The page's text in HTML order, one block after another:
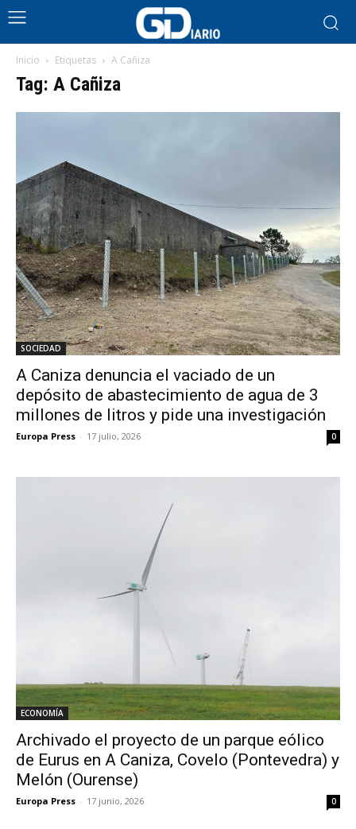
Inicio Etiquetas A Cañiza
Tag: A Cañiza
SOCIEDAD
A Caniza denuncia el vaciado de un
depósito de abastecimiento de agua de 3
millones de litros y pide una investigación
Europa Press - 17 julio, 2026 0
ECONOMÍA
Archivado el proyecto de un parque eólico
de Eurus en A Caniza, Covelo (Pontevedra) y
Melón (Ourense)
Europa Press - 17 junio, 2026 0